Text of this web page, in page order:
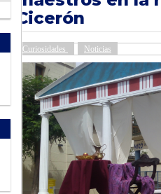
Cicerón
Curiosidades Noticias